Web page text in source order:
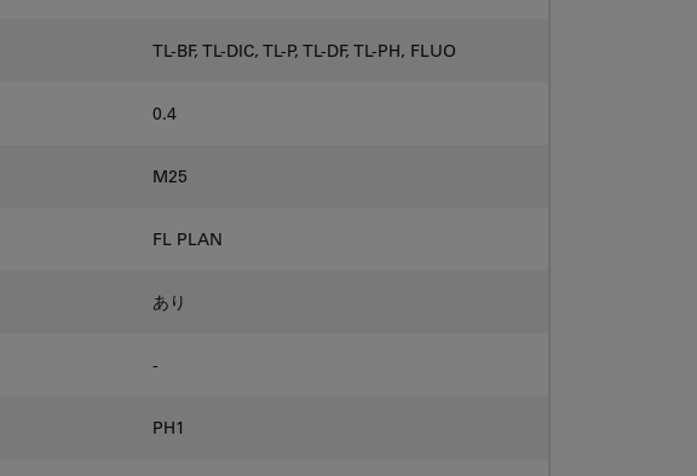
TL-BF, TL-DIC, TL-P, TL-DF, TL-PH, FLUO
0.4
M25
FL PLAN
あり
-
PH1